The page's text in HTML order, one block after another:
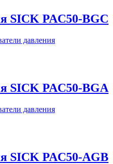
SICK PAC50-BGC
давления
SICK PAC50-BGA
давления
SICK PAC50-AGB